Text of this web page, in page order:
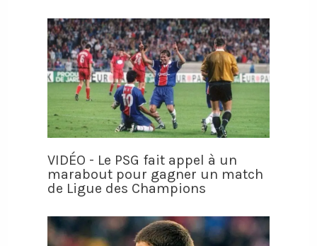
VIDÉO - Le PSG fait appel à un
marabout pour gagner un match
de Ligue des Champions